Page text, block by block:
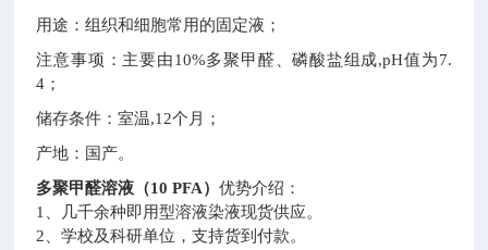
用途：组织和细胞常用的固定液；
注意事项：主要由10%多聚甲醛、磷酸盐组成,pH值为7.
4；
储存条件：室温,12个月；
产地：国产。
多聚甲醛溶液（10 PFA）优势介绍：
1、几千余种即用型溶液染液现货供应。
2、学校及科研单位，支持货到付款。